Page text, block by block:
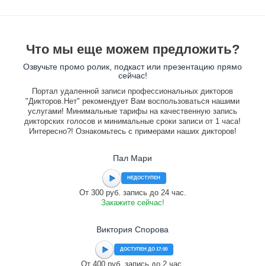
Что мы еще можем предложить?
Озвучьте промо ролик, подкаст или презентацию прямо
сейчас!
Портал удаленной записи профессиональных дикторов
"Дикторов.Нет" рекомендует Вам воспользоваться нашими
услугами! Минимальные тарифы на качественную запись
дикторских голосов и минимальные сроки записи от 1 часа!
Интересно?! Ознакомьтесь с примерами наших дикторов!
Пал Мари
НЕДОСТУПЕН
От 300 руб. запись до 24 час.
Закажите сейчас!
Виктория Спорова
ДОСТУПЕН ДО 17:00
От 400 руб. запись до 2 час.